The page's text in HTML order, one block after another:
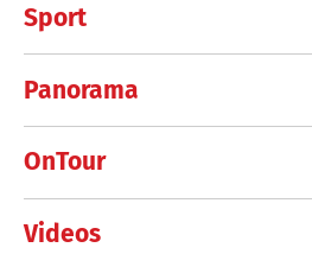
Sport
Panorama
OnTour
Videos